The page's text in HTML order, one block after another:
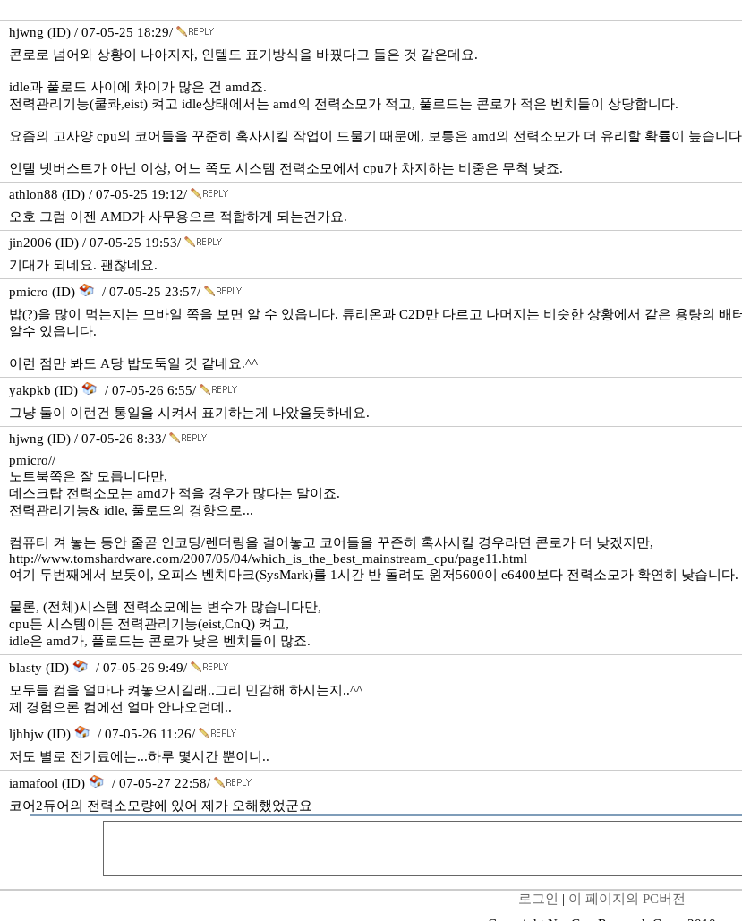
hjwng (ID) / 07-05-25 18:29/
콘로로 넘어와 상황이 나아지자, 인텔도 표기방식을 바꿨다고 들은 것 같은데요.
idle과 풀로드 사이에 차이가 많은 건 amd죠.
전력관리기능(쿨콰,eist) 켜고 idle상태에서는 amd의 전력소모가 적고, 풀로드는 콘로가 적은 벤치들이 상당합니다.
요즘의 고사양 cpu의 코어들을 꾸준히 혹사시킬 작업이 드물기 때문에, 보통은 amd의 전력소모가 더 유리할 확률이 높습니
인텔 넷버스트가 아닌 이상, 어느 쪽도 시스템 전력소모에서 cpu가 차지하는 비중은 무척 낮죠.
athlon88 (ID) / 07-05-25 19:12/
오호 그럼 이젠 AMD가 사무용으로 적합하게 되는건가요.
jin2006 (ID) / 07-05-25 19:53/
기대가 되네요. 괜찮네요.
pmicro (ID)
/ 07-05-25 23:57/
밥(?)을 많이 먹는지는 모바일 쪽을 보면 알 수 있읍니다. 튜리온과 C2D만 다르고 나머지는 비슷한 상황에서 같은 용량의
알수 있읍니다.
이런 점만 봐도 A당 밥도둑일 것 같네요.^^
yakpkb (ID)
/ 07-05-26 6:55/
그냥 둘이 이런건 통일을 시켜서 표기하는게 나았을듯하네요.
hjwng (ID) / 07-05-26 8:33/
pmicro//
노트북쪽은 잘 모릅니다만,
데스크탑 전력소모는 amd가 적을 경우가 많다는 말이죠.
전력관리기능& idle, 풀로드의 경향으로...
컴퓨터 켜 놓는 동안 줄곧 인코딩/렌더링을 걸어놓고 코어들을 꾸준히 혹사시킬 경우라면 콘로가 더 낮겠지만,
http://www.tomshardware.com/2007/05/04/which_is_the_best_mainstream_cpu/page11.html
여기 두번째에서 보듯이, 오피스 벤치마크(SysMark)를 1시간 반 돌려도 윈저5600이 e6400보다 전력소모가 확연히 낮습니다.
물론, (전체)시스템 전력소모에는 변수가 많습니다만,
cpu든 시스템이든 전력관리기능(eist,CnQ) 켜고,
idle은 amd가, 풀로드는 콘로가 낮은 벤치들이 많죠.
blasty (ID)
/ 07-05-26 9:49/
모두들 컴을 얼마나 켜놓으시길래..그리 민감해 하시는지..^^
제 경험으론 컴에선 얼마 안나오던데..
ljhhjw (ID)
/ 07-05-26 11:26/
저도 별로 전기료에는...하루 몇시간 뿐이니..
iamafool (ID)
/ 07-05-27 22:58/
코어2듀어의 전력소모량에 있어 제가 오해했었군요
로그인 | 이 페이지의 PC버전